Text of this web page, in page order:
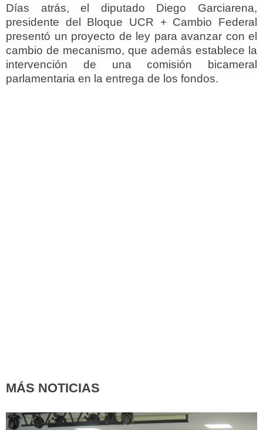
Días atrás, el diputado Diego Garciarena,
presidente del Bloque UCR + Cambio Federal
presentó un proyecto de ley para avanzar con el
cambio de mecanismo, que además establece la
intervención de una comisión bicameral
parlamentaria en la entrega de los fondos.
MÁS NOTICIAS